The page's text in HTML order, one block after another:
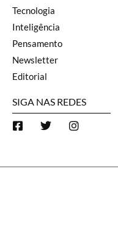
Tecnologia
Inteligência
Pensamento
Newsletter
Editorial
SIGA NAS REDES